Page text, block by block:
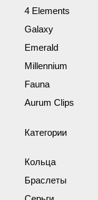
4 Elements
Galaxy
Emerald
Millennium
Fauna
Aurum Clips
Категории
Кольца
Браслеты